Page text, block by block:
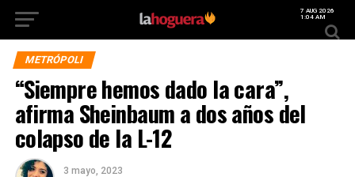
7 AUG 2026
1:04 AM
METRÓPOLI
“Siempre hemos dado la cara”,
afirma Sheinbaum a dos años del
colapso de la L-12
3 mayo, 2023